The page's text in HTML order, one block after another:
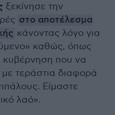
ξεκίνησε την
στο αποτέλεσμα
κάνοντας λόγο για
καθώς, όπως
κυβέρνηση που να
τεράστια διαφορά
Είμαστε
λαό».